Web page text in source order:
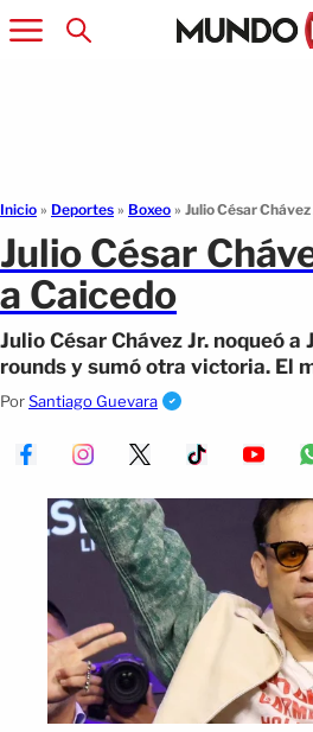
Inicio » Deportes » Boxeo » Julio César
Julio César
a Caicedo
Julio César Chávez Jr. noqueó a
rounds y sumó otra victoria. El
racha positiva.
PorSantiago Guevara